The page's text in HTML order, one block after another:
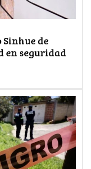
Sinhue de
en seguridad